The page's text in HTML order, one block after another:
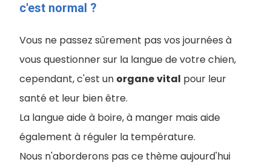
c'est normal ?
Vous ne passez sûrement pas vos journées à
vous questionner sur la langue de votre chien,
cependant, c'est un organevital pour leur
santé et leur bien être.
La langue aide à boire, à manger mais aide
également à réguler la température.
Nous n'aborderons pas ce thème aujourd'hui